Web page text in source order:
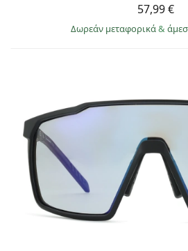
57,99 €
Δωρεάν μεταφορικά&